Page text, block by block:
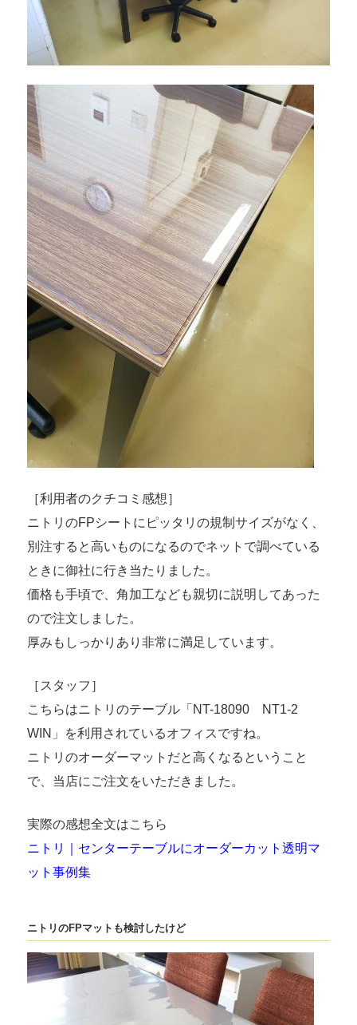
［利用者のクチコミ感想］
ニトリのFPシートにピッタリの規制サイズがなく、
別注すると高いものになるのでネットで調べている
ときに御社に行き当たりました。
価格も手頃で、角加工なども親切に説明してあった
ので注文しました。
厚みもしっかりあり非常に満足しています。
［スタッフ］
こちらはニトリのテーブル「NT-18090 NT1-2
WIN」を利用されているオフィスですね。
ニトリのオーダーマットだと高くなるということ
で、当店にご注文をいただきました。
実際の感想全文はこちら
ニトリ｜センターテーブルにオーダーカット透明マ
ット事例集
ニトリのFPマットも検討したけど